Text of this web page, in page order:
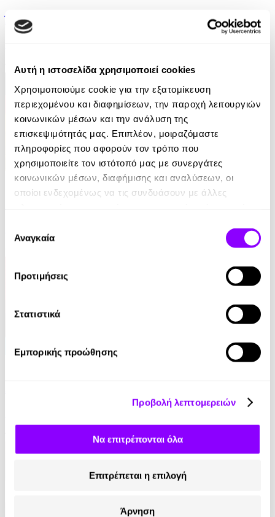
Αυτή η ιστοσελίδα χρησιμοποιεί cookies
Χρησιμοποιούμε cookie για την εξατομίκευση
περιεχομένου και διαφημίσεων, την παροχή λειτουργιών
κοινωνικών μέσων και την ανάλυση της
επισκεψιμότητάς μας. Επιπλέον, μοιραζόμαστε
πληροφορίες που αφορούν τον τρόπο που
χρησιμοποιείτε τον ιστότοπό μας με συνεργάτες
κοινωνικών μέσων, διαφήμισης και αναλύσεων, οι
οποίοι ενδεχομένως να τις συνδυάσουν με άλλες
των υπηρεσιών τους.
συγκατάθεσης
Αναγκαία
Προτιμήσεις
Στατιστικά
Εμπορικής προώθησης
Προβολή λεπτομερειών
Να επιτρέπονται όλα
Επιτρέπεται η επιλογή
Άρνηση
Άγγελοι από Στάχτη
14.90€ 7.45€ (-50%)
eBook